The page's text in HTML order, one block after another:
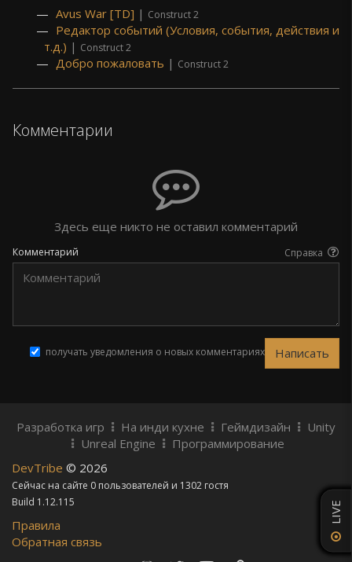
LIVE
Avus War [TD] | Construct 2
Редактор событий (Условия, события, действия и
т.д.) | Construct 2
Добро пожаловать | Construct 2
Комментарии
Здесь еще никто не оставил комментарий
Комментарий Справка
получать уведомления о новых комментариях
Разработка игр На инди кухне Геймдизайн
Unity
Unreal Engine
Программирование
DevTribe © 2026
Сейчас на сайте 0 пользователей и 1302 гостя
Build 1.12.115
Правила
Обратная связь